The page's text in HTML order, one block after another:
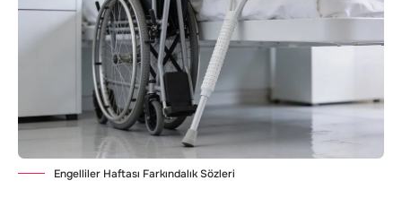
Engelliler Haftası Farkındalık Sözleri